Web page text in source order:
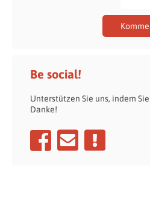
Be social!
Unterstützen Sie uns, indem
Danke!